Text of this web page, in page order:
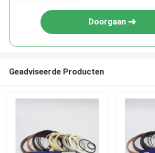
Doorgaan
Geadviseerde Producten